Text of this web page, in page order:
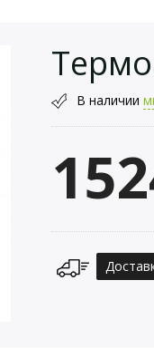
В наличии